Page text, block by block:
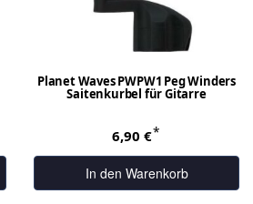
Planet Waves PWPW1 Peg Winders
Saitenkurbel für Gitarre
6,90 €*
In den Warenkorb